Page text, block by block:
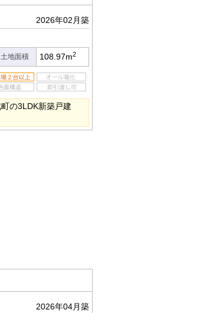
2026年02月築
土地面積 108.97m2
の3LDK新築戸建
2026年04月築